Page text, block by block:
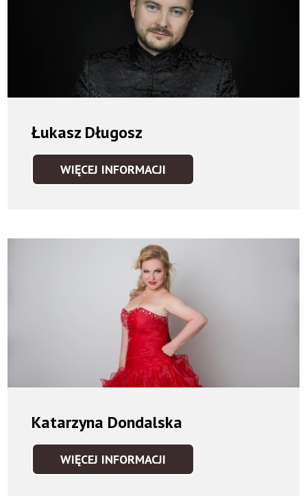
Łukasz Długosz
WIĘCEJ INFORMACJI
ŁUKASZ
Katarzyna Dondalska
WIĘCEJ INFORMACJI
KATARZYNA